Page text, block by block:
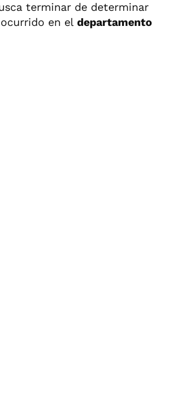
terminar de determinar
en el departamento